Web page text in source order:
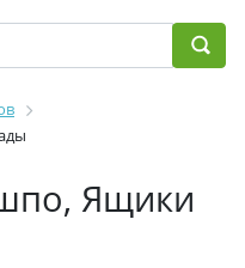
Ящики